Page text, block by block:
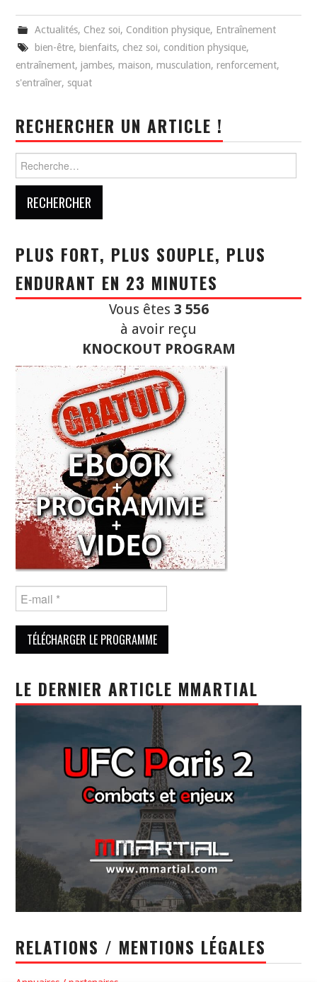
Actualités, Chez soi, Condition physique, Entraînement
bien-être, bienfaits, chez soi, condition physique,
entraînement,jambes,maison,musculation,renforcement,
s'entraîner, squat
RECHERCHER UN ARTICLE !
PLUS FORT, PLUS SOUPLE, PLUS
ENDURANT EN 23 MINUTES
Vous êtes 3 556
à avoir reçu
KNOCKOUT PROGRAM
LE DERNIER ARTICLE MMARTIAL
RELATIONS / MENTIONS LÉGALES